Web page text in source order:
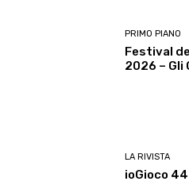
PRIMO PIANO
Festival
2026 – Gli
LA RIVISTA
ioGioco